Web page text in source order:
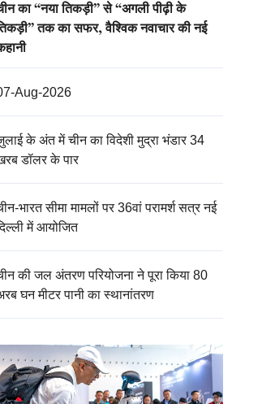
का “नया तिकड़ी” से “अगली पीढ़ी के
तक का सफर, वैश्विक नवाचार की नई
Aug-2026
के अंत में चीन का विदेशी मुद्रा भंडार 34
डॉलर के पार
भारत सीमा मामलों पर 36वां परामर्श सत्र नई
में आयोजित
की जल अंतरण परियोजना ने पूरा किया 80
घन मीटर पानी का स्थानांतरण